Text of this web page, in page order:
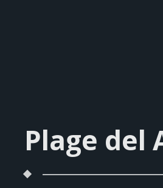
Plage del